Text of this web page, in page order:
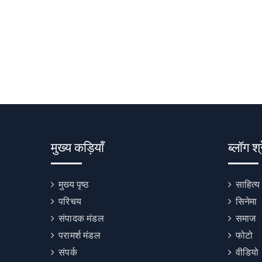
मुख्य कड़ियाँ
मुख्य पृष्ठ
परिचय
संपादक मंडल
परामर्श मंडल
संपर्क
ब्लॉग
साहित्य
सिनेमा
समाज
फोटो
वीडियो